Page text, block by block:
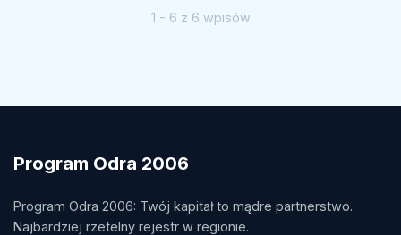
1 - 6 z 6 wpisów
Program Odra 2006
Program Odra 2006: Twój kapitał to mądre partnerstwo.
Najbardziej rzetelny rejestr w regionie.